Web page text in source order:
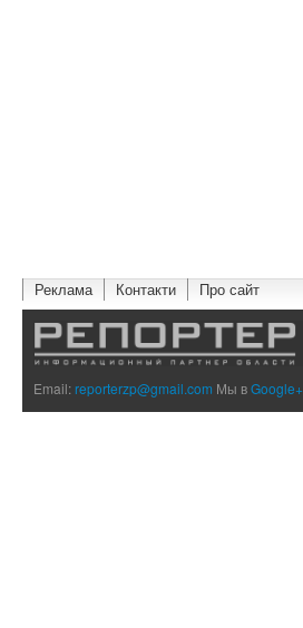
Реклама Контакти Про сайт
Email:reporterzp@gmail.com Мы вGoogle+